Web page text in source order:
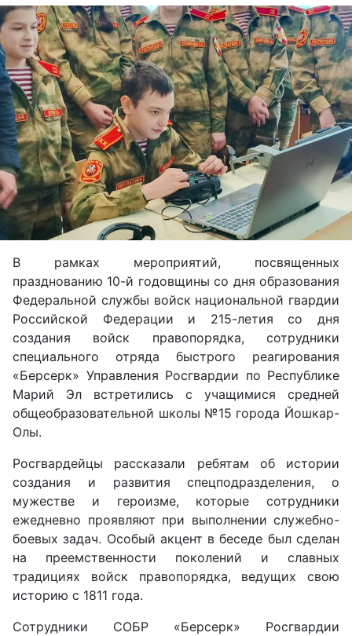
В рамках мероприятий, посвященных
празднованию 10-й годовщины со дня образования
Федеральной службы войск национальной гвардии
Российской Федерации и 215-летия со дня
создания войск правопорядка, сотрудники
специального отряда быстрого реагирования
«Берсерк» Управления Росгвардии по Республике
Марий Эл встретились с учащимися средней
общеобразовательной школы №15 города Йошкар-
Олы.
Росгвардейцы рассказали ребятам об истории
создания и развития спецподразделения, о
мужестве и героизме, которые сотрудники
ежедневно проявляют при выполнении служебно-
боевых задач. Особый акцент в беседе был сделан
на преемственности поколений и славных
традициях войск правопорядка, ведущих свою
историю с 1811 года.
Сотрудники СОБР «Берсерк» Росгвардии